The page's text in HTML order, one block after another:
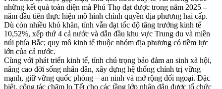
những kết quả toàn diện mà Phú Thọ đạt được trong năm 2025 –
năm đầu tiên thực hiện mô hình chính quyền địa phương hai cấp.
Dù còn nhiều khó khăn, tỉnh vẫn đạt tốc độ tăng trưởng kinh tế
10,52%, xếp thứ 4 cả nước và dẫn đầu khu vực Trung du và miền
núi phía Bắc; quy mô kinh tế thuộc nhóm địa phương có tiềm lực
lớn của cả nước.
Cùng với phát triển kinh tế, tỉnh chú trọng bảo đảm an sinh xã hội,
nâng cao đời sống nhân dân, xây dựng hệ thống chính trị vững
mạnh, giữ vững quốc phòng – an ninh và mở rộng đối ngoại. Đặc
biệt, công tác chăm lo Tết cho các tầng lớp nhân dân được tổ chức